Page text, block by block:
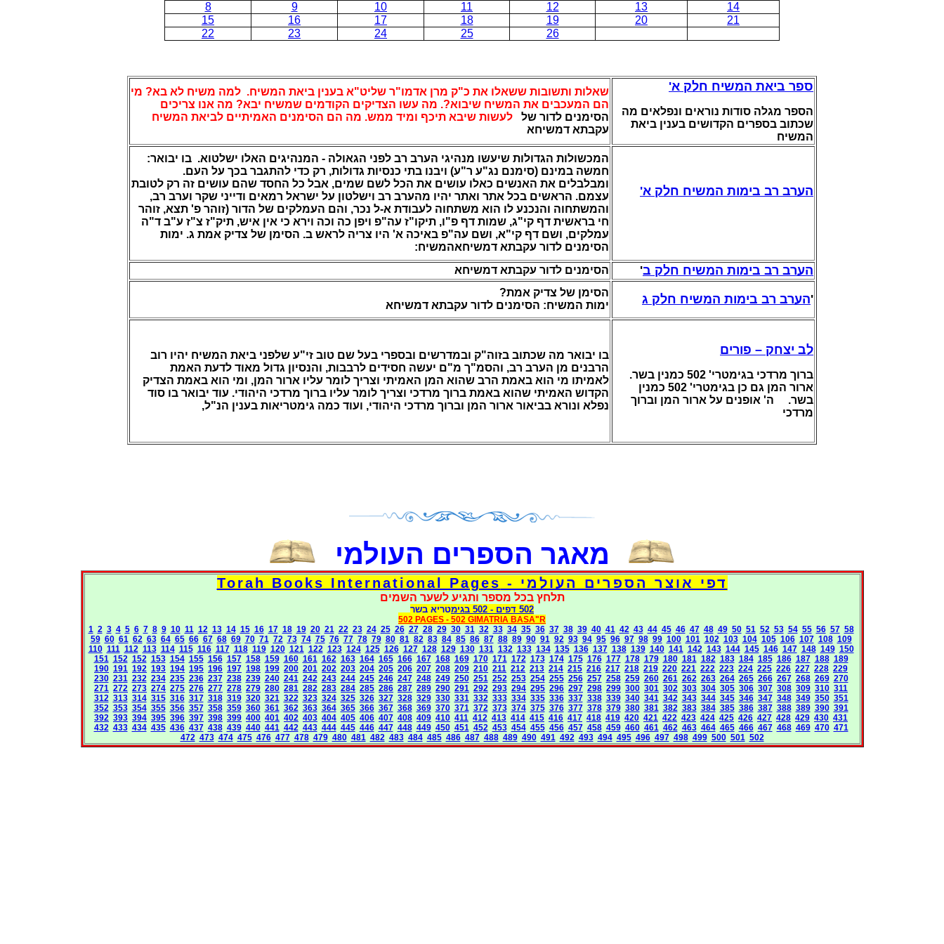
8 9 10 11 12 13
14
15
16 17 18 19 20
21
22
23 24 25 26
שאלות ותשובות ששאלו את כ"ק מרן אדמו"ר שליט"א בענין ביאת המשיח. למה משיח לא בא? מי
הם המעכבים את המשיח שיבוא?. מה עשו הצדיקים הקודמים שמשיח יבא? מה אנו צריכים
לעשות שיבא תיכף ומיד ממש. מה הם הסימנים האמיתיים לביאת המשיח
הסימנים לדור של
עקבתא דמשיחא
ספר ביאת המשיח חלק א'
הספר מגלה סודות נוראים ונפלאים מה
שכתוב בספרים הקדושים בענין ביאת
המשיח
בו יבואר: א.המכשולות הגדולות שיעשו מנהיגי הערב רב לפני הגאולה - המנהיגים האלו ישלטו
חמשה במינם (סימנם נג"ע ר"ע) ויבנו בתי כנסיות גדולות, רק כדי להתגבר בכך על העם.
ומבלבלים את האנשים כאלו עושים את הכל לשם שמים, אבל כל החסד שהם עושים זה רק לטובת
עצמם. הראשים בכל אתר ואתר יהיו מהערב רב וישלטון על ישראל רמאים ודייני שקר וערב רב,
והמשתחוה והנכנע לו הוא משתחוה לעבודת א-ל נכר, והם העמלקים של הדור (זוהר פ' תצא, זוהר
חי בראשית דף קי"ג, שמות דף פ"ו, תיקו"ז עה"פ ויפן כה וכה וירא כי אין איש, תיק"ז צ"ז ע"ב ד"ה
עמלקים, ושם דף קי"א, ושם עה"פ באיכה א' היו צריה לראש ב. הסימן של צדיק אמת ג. ימות
המשיח:הסימנים לדור עקבתא דמשיחא
הערב רב בימות המשיח חלק א'
הסימנים לדור עקבתא דמשיחא הערב רב בימות המשיח חלק ב'
הסימן של צדיק אמת?
ימות המשיח: הסימנים לדור עקבתא דמשיחא
הערב רב בימות המשיח חלק ג'
בו יבואר מה שכתוב בזוה"ק ובמדרשים ובספרי בעל שם טוב זי"ע שלפני ביאת המשיח יהיו רוב
הרבנים מן הערב רב, והסמ"ך מ"ם יעשה חסידים לרבבות, והנסיון גדול מאוד לדעת האמת
לאמיתו מי הוא באמת הרב שהוא המן האמיתי וצריך לומר עליו ארור המן, ומי הוא באמת הצדיק
הקדוש האמיתי שהוא באמת ברוך מרדכי וצריך לומר עליו ברוך מרדכי היהודי. עוד יבואר בו סוד
נפלא ונורא בביאור ארור המן וברוך מרדכי היהודי, ועוד כמה גימטריאות בענין הנ"ל,
לב יצחק – פורים
ברוך מרדכי בגימטרי' 502 כמנין בשר.
ארור המן גם כן בגימטרי' 502 כמנין
בשר.
ה' אופנים על ארור המן וברוך
מרדכי
מאגר הספרים העולמי
דפי אוצר הספרים העולמי - Torah Books International Pages
תלחץ בכל מספר ותגיע לשער השמים
502 דפים - 502 בגימטריא בשר
502 PAGES - 502 GIMATRIA BASA"R
1 2 3 4 5 6 7 8 9 10 11 12 13 14 15 16 17 18 19 20 21 22 23 24 25 26 27 28 29 30 31 32 33 34 35 36 37 38 39 40 41 42 43 44 45 46 47 48 49 50 51 52 53 54 55 56 57 58
59 60 61 62 63 64 65 66 67 68 69 70 71 72 73 74 75 76 77 78 79 80 81 82 83 84 85 86 87 88 89 90 91 92 93 94 95 96 97 98 99 100 101 102 103 104 105 106 107 108 109
110 111 112 113 114 115 116 117 118 119 120 121 122 123 124 125 126 127 128 129 130 131 132 133 134 135 136 137 138 139 140 141 142 143 144 145 146 147 148 149 150
151 152 152 153 154 155 156 157 158 159 160 161 162 163 164 165 166 167 168 169 170 171 172 173 174 175 176 177 178 179 180 181 182 183 184 185 186 187 188 189
190 191 192 193 194 195 196 197 198 199 200 201 202 203 204 205 206 207 208 209 210 211 212 213 214 215 216 217 218 219 220 221 222 223 224 225 226 227 228 229
230 231 232 234 235 236 237 238 239 240 241 242 243 244 245 246 247 248 249 250 251 252 253 254 255 256 257 258 259 260 261 262 263 264 265 266 267 268 269 270
271 272 273 274 275 276 277 278 279 280 281 282 283 284 285 286 287 289 290 291 292 293 294 295 296 297 298 299 300 301 302 303 304 305 306 307 308 309 310 311
312 313 314 315 316 317 318 319 320 321 322 323 324 325 326 327 328 329 330 331 332 333 334 335 336 337 338 339 340 341 342 343 344 345 346 347 348 349 350 351
352 353 354 355 356 357 358 359 360 361 362 363 364 365 366 367 368 369 370 371 372 373 374 375 376 377 378 379 380 381 382 383 384 385 386 387 388 389 390 391
392 393 394 395 396 397 398 399 400 401 402 403 404 405 406 407 408 409 410 411 412 413 414 415 416 417 418 419 420 421 422 423 424 425 426 427 428 429 430 431
432 433 434 435 436 437 438 439 440 441 442 443 444 445 446 447 448 449 450 451 452 453 454 455 456 457 458 459 460 461 462 463 464 465 466 467 468 469 470 471
472 473 474 475 476 477 478 479 480 481 482 483 484 485 486 487 488 489 490 491 492 493 494 495 496 497 498 499 500 501 502